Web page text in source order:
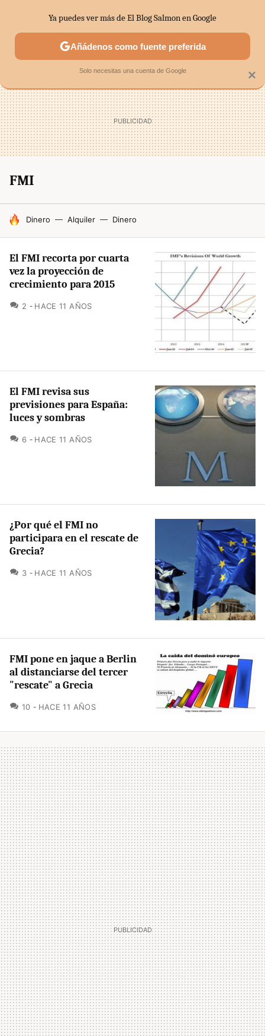
SECTORES ECONOMÍA DOMÉSTICA MERCADOS
FMI
HOY SE HABLA DE
Dinero Alquiler Dinero
El FMI recorta por cuarta
vez la proyección de
crecimiento para 2015
2 COMENTARIOS
HACE 11 AÑOS
El FMI revisa sus
previsiones para España:
luces y sombras
6 COMENTARIOS
HACE 11 AÑOS
¿Por qué el FMI no
participara en el rescate de
Grecia?
3 COMENTARIOS
HACE 11 AÑOS
FMI pone en jaque a Berlin
al distanciarse del tercer
"rescate" a Grecia
10 COMENTARIOS
HACE 11 AÑOS
×
Ya puedes ver más de El Blog Salmon en Google
Añádenos como fuente preferida
Solo necesitas una cuenta de Google